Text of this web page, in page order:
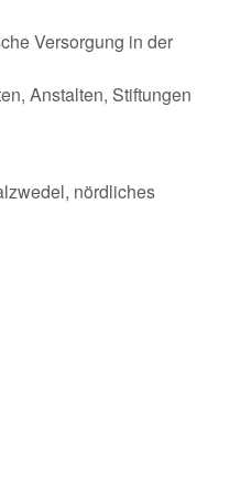
Versorgung in der
Anstalten, Stiftungen
nördliches